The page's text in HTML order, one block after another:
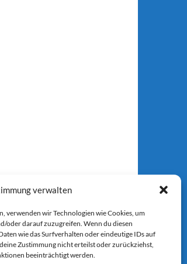
verwalten
verwenden wir Technologien wie Cookies, um
oder darauf zuzugreifen. Wenn du diesen
wie das Surfverhalten oder eindeutige IDs auf
Zustimmung nicht erteilst oder zurückziehst,
beeinträchtigt werden.